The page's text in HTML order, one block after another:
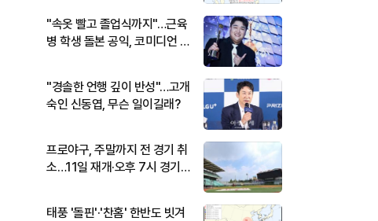
"속옷 빨고 졸업식까지"…근육
병 학생 돌본 공익, 코미디언 김
"경솔한 언행 깊이 반성"…고개
숙인 신동엽, 무슨 일이길래?
프로야구, 주말까지 전 경기 취
소…11일 재개·오후 7시 경기
태풍 '돌핀'·'찬홈' 한반도 빗겨